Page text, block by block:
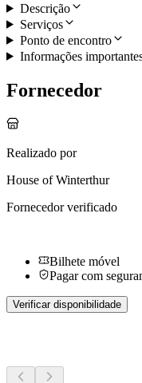
Descrição
Serviços
Ponto de encontro
Informações
Fornecedor
Realizado por
House of Winterthur
Fornecedor verificado
Bilhete móvel
Pagar com
Verificar disponibilidade